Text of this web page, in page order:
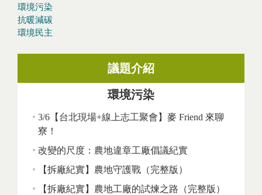
環境污染
抗暖減碳
環境民主
議題介紹
環境污染
3/6【台北現場+線上志工聚會】麥 Friend 來聊
寮！
改變的尺度：農地違章工廠倡議紀實
【拆廠紀實】農地守護戰（完整版）
【拆廠紀實】農地工廠的試煉之路（完整版）